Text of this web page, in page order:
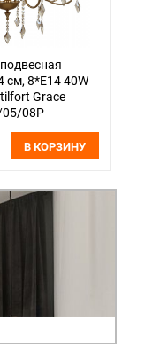
см, 8*E14 40W
Grace
08P
В КОРЗИНУ